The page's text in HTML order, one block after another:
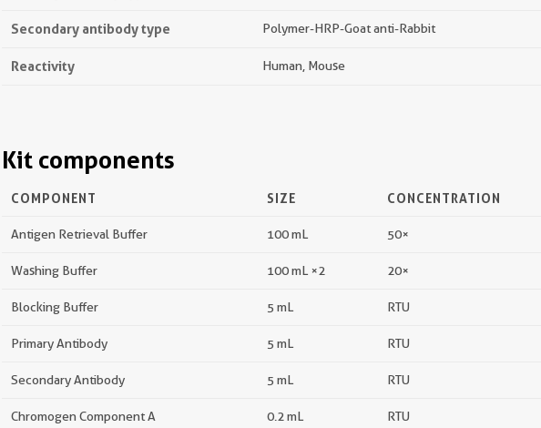
Secondary antibody type Polymer-HRP-Goat anti-Rabbit
Reactivity Human, Mouse
Kit components
COMPONENT SIZE CONCENTRATION
Antigen Retrieval Buffer 100 mL 50×
Washing Buffer 100 mL ×2 20×
Blocking Buffer 5 mL RTU
Primary Antibody 5 mL RTU
Secondary Antibody 5 mL RTU
Chromogen Component A 0.2 mL RTU